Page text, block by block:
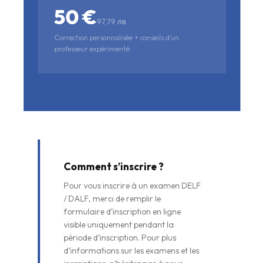
50 €97,79 лв
Correction personnalisée + conseils d’un
professeur expérimenté
Comment s’inscrire ?
Pour vous inscrire à un examen DELF
/ DALF, merci de remplir le
formulaire d’inscription en ligne
visible uniquement pendant la
période d’inscription. Pour plus
d’informations sur les examens et les